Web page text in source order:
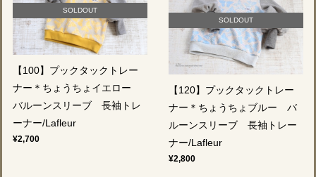
SOLDOUT
【100】プックタックトレー
ナー＊ちょうちょイエロー
バルーンスリーブ 長袖トレ
ーナー/Lafleur
¥2,700
SOLDOUT
【120】プックタックトレー
ナー＊ちょうちょブルー バ
ルーンスリーブ 長袖トレー
ナー/Lafleur
¥2,800